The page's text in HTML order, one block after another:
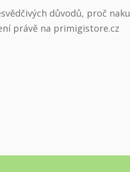
důvodů, proč
právě na primigistore.cz